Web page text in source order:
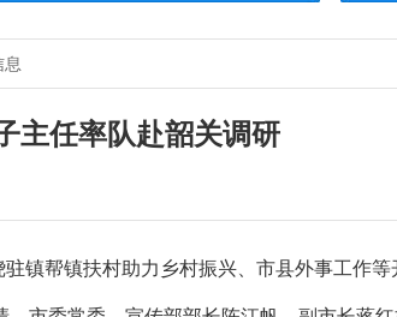
主任率队赴韶关调研
帮镇扶村助力乡村振兴、市县外事工作等